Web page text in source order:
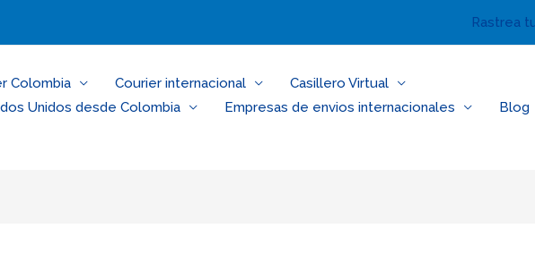
Rastrea
Colombia Courier internacional
Casillero Virtual
Unidos desde Colombia
Empresas de envios internacionales Blog